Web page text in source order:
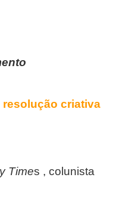
criativa
Times , colunista